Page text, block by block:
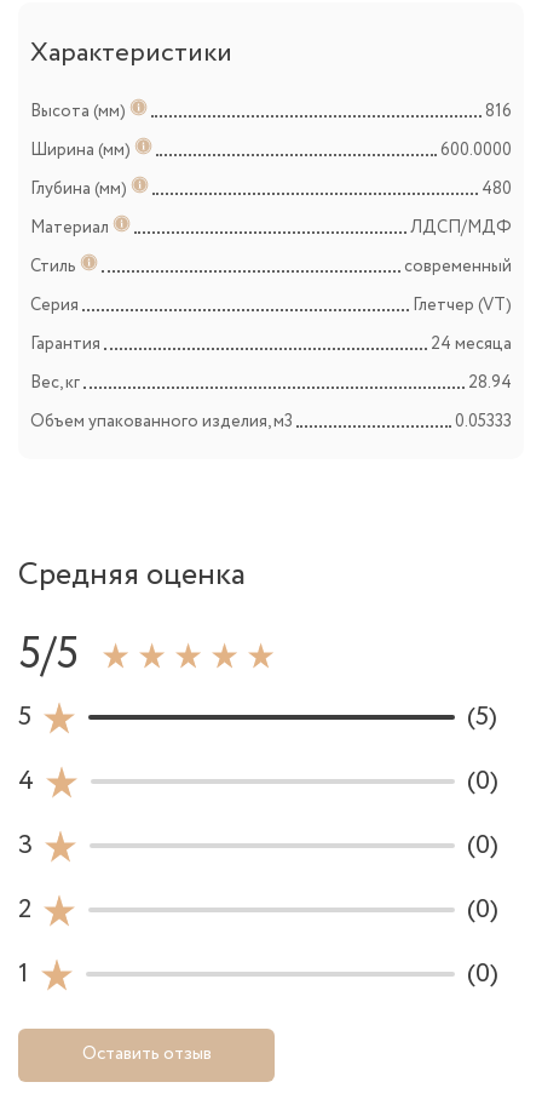
Характеристики
Высота (мм)
816
Ширина (мм)
600.0000
Глубина (мм)
480
Материал
ЛДСП/МДФ
Стиль
современный
Серия
Глетчер (VT)
Гарантия
24 месяца
Вес, кг
28.94
Объем упакованного изделия, м3
0.05333
Средняя оценка
5/5
5
(5)
4
(0)
3
(0)
2
(0)
1
(0)
Оставить отзыв